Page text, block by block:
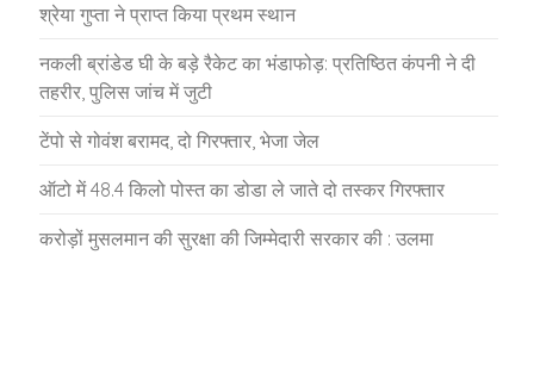
श्रेया गुप्ता ने प्राप्त किया प्रथम स्थान
नकली ब्रांडेड घी के बड़े रैकेट का भंडाफोड़: प्रतिष्ठित कंपनी ने दी
तहरीर, पुलिस जांच में जुटी
टेंपो से गोवंश बरामद, दो गिरफ्तार, भेजा जेल
ऑटो में 48.4 किलो पोस्त का डोडा ले जाते दो तस्कर गिरफ्तार
करोड़ों मुसलमान की सुरक्षा की जिम्मेदारी सरकार की : उलमा